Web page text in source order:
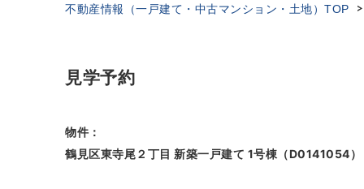
不動産情報（一戸建て・中古マンション・土地）TOP
見学予約
物件：
鶴見区東寺尾２丁目 新築一戸建て 1号棟（D0141054）